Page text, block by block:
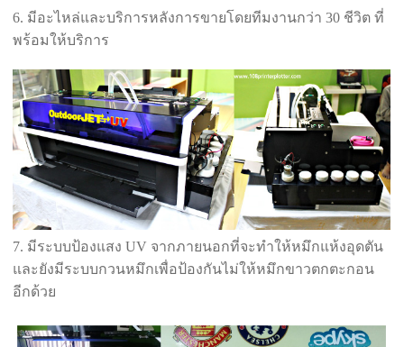
6. มีอะไหล่และบริการหลังการขายโดยทีมงานกว่า 30 ชีวิต ที่
พร้อมให้บริการ
7. มีระบบป้องแสง UV จากภายนอกที่จะทำให้หมึกแห้งอุดตัน
และยังมีระบบกวนหมึกเพื่อป้องกันไม่ให้หมึกขาวตกตะกอน
อีกด้วย